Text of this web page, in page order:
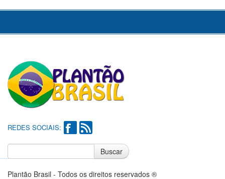
REDES SOCIAIS:
Buscar
Plantão Brasil - Todos os direitos reservados ®